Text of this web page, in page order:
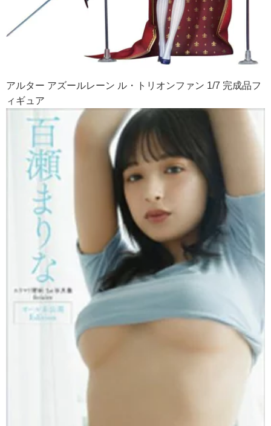
アルター アズールレーン ル・トリオンファン 1/7 完成品フ
ィギュア